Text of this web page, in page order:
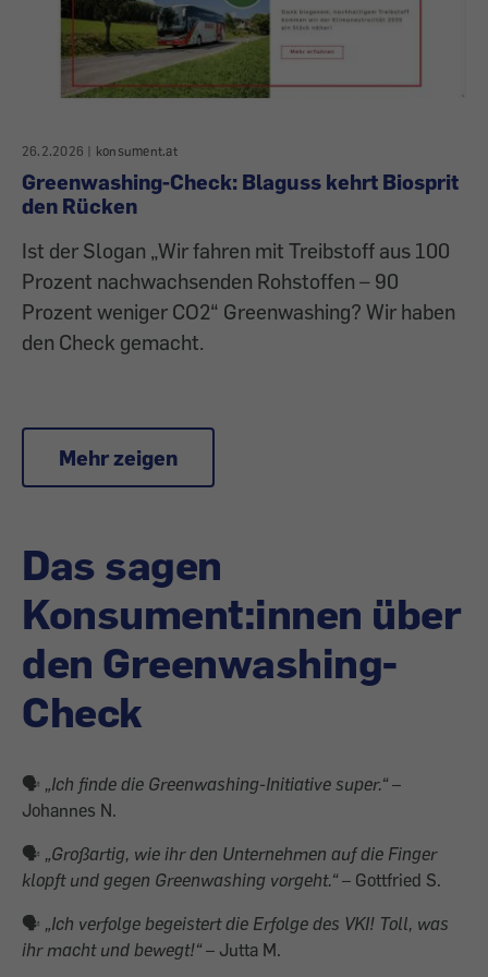
26.2.2026 | konsument.at
Greenwashing-Check: Blaguss kehrt Biosprit
den Rücken
Ist der Slogan „Wir fahren mit Treibstoff aus 100
Prozent nachwachsenden Rohstoffen – 90
Prozent weniger CO2“ Greenwashing? Wir haben
den Check gemacht.
Mehr zeigen
Das sagen
Konsument:innen über
den Greenwashing-
Check
🗣 „Ich finde die Greenwashing-Initiative super.“–
Johannes N.
🗣 „Großartig, wie ihr den Unternehmen auf die Finger
klopft und gegen Greenwashing vorgeht.“– Gottfried S.
🗣 „Ich verfolge begeistert die Erfolge des VKI! Toll, was
ihr macht und bewegt!“– Jutta M.